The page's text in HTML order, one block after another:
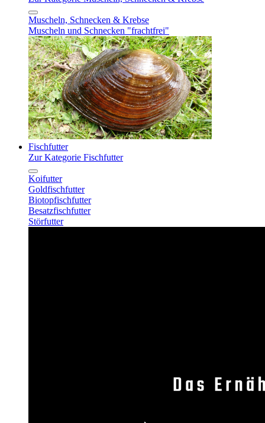
Muscheln, Schnecken & Krebse
Muscheln und Schnecken "frachtfrei"
Fischfutter
Zur Kategorie Fischfutter
Koifutter
Goldfischfutter
Biotopfischfutter
Besatzfischfutter
Störfutter